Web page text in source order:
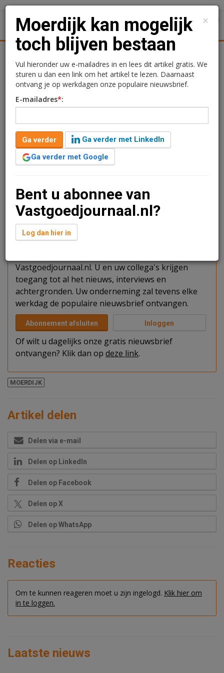
Achtergronden
Moerdijk kan mogelijk
toch blijven bestaan
Redactie
21 mei 2026 om 14:38
3 maanden geleden aangepast
2 minuten leestijd
Het dorp Moerdijk kan mogelijk toch blijven bestaan.
Moerdijk. Een besluit wordt eind juni verwacht.
Verder lezen?
U kunt het artikel niet volledig lezen omdat u nog
Vastgoedjournaal.nl. U en uw collega's krijgen
toegang tot al het nieuws, interviews en
achtergronden. Uw onderneming zal tevens elke
werkdag de populaire nieuwsbrief ontvangen.
Abonnement afsluiten Inloggen
Of wilt u dagelijks onze gratis nieuwsbrief
ontvangen? Klik dan op deze link.
MOERDIJK
Artikel delen
Delen via e-mail
Delen op LinkedIn
Delen op Facebook
Delen op X
Delen op WhatsApp
Reacties
Om te kunnen reageren moet u zijn ingelogd. Klik hier om
in te loggen.
Laatste nieuws
×
Moerdijk kan mogelijk
toch blijven bestaan
Vul hieronder uw e-mailadres in en lees dit artikel gratis. We
sturen u dan een link om het artikel te lezen. Daarnaast
ontvang je op werkdagen onze populaire nieuwsbrief.
E-mailadres*:
Ga verder
Ga verder met LinkedIn
Ga verder met Google
Bent u abonnee van
Vastgoedjournaal.nl?
Log dan hier in